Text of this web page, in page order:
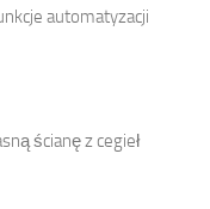
automatyzacji
ścianę z cegieł